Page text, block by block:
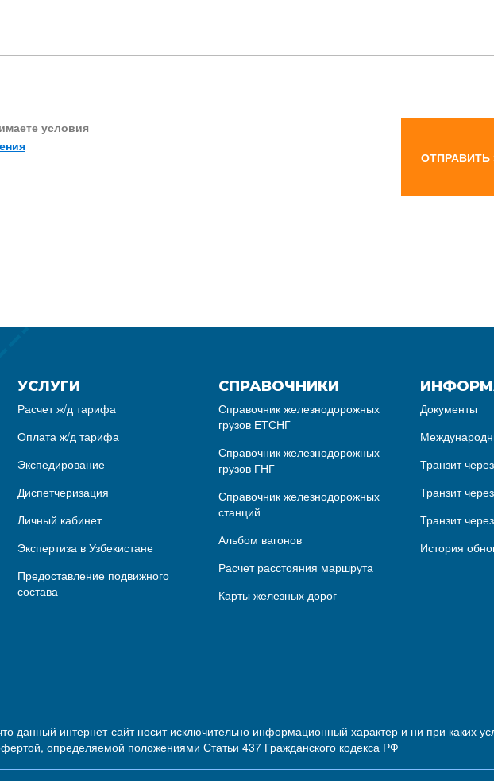
условия
ОТПРАВИТЬ
УСЛУГИ
Расчет ж/д тарифа
Оплата ж/д тарифа
Экспедирование
Диспетчеризация
Личный кабинет
Экспертиза в Узбекистане
Предоставление подвижного
состава
СПРАВОЧНИКИ
Справочник железнодорожных
грузов ЕТСНГ
Справочник железнодорожных
грузов ГНГ
Справочник железнодорожных
станций
Альбом вагонов
Расчет расстояния маршрута
Карты железных дорог
Документы
Транзит
Транзит
Транзит
История
данный интернет-сайт носит исключительно информационный характер и ни при
определяемой положениями Статьи 437 Гражданского кодекса РФ